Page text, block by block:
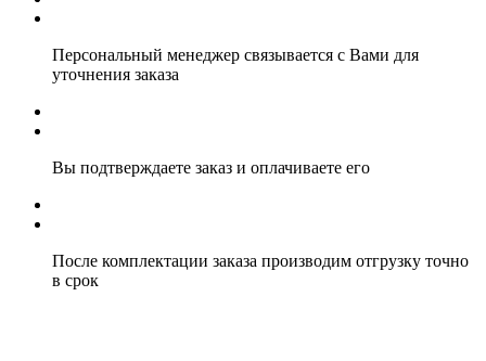
Персональный менеджер связывается с Вами для
уточнения заказа
Вы подтверждаете заказ и оплачиваете его
После комплектации заказа производим отгрузку точно
в срок